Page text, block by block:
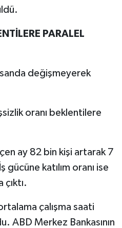
PARALEL
değişmeyerek
oranı beklentilere
ay 82 bin kişi artarak 7
gücüne katılım oranı ise
çalışma saati
ABD Merkez Bankasının